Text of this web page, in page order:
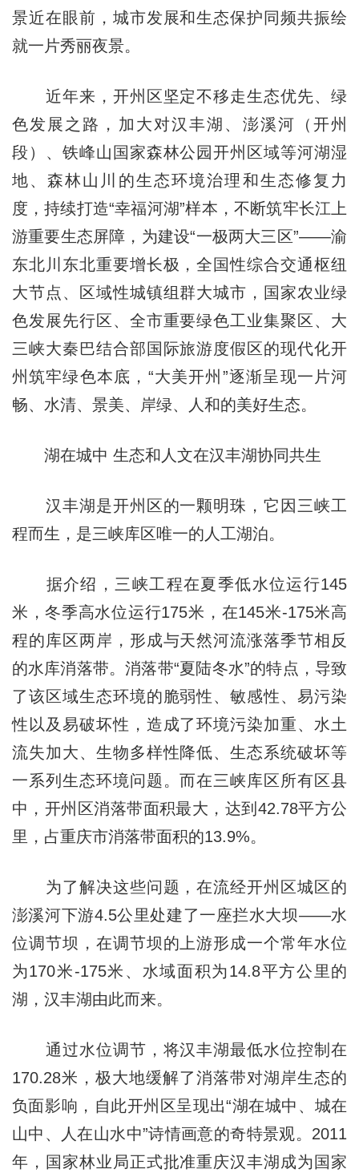
景近在眼前，城市发展和生态保护同频共振绘
就一片秀丽夜景。
近年来，开州区坚定不移走生态优先、绿
色发展之路，加大对汉丰湖、澎溪河（开州
段）、铁峰山国家森林公园开州区域等河湖湿
地、森林山川的生态环境治理和生态修复力
度，持续打造“幸福河湖”样本，不断筑牢长江上
游重要生态屏障，为建设“一极两大三区”——渝
东北川东北重要增长极，全国性综合交通枢纽
大节点、区域性城镇组群大城市，国家农业绿
色发展先行区、全市重要绿色工业集聚区、大
三峡大秦巴结合部国际旅游度假区的现代化开
州筑牢绿色本底，“大美开州”逐渐呈现一片河
畅、水清、景美、岸绿、人和的美好生态。
湖在城中 生态和人文在汉丰湖协同共生
汉丰湖是开州区的一颗明珠，它因三峡工
程而生，是三峡库区唯一的人工湖泊。
据介绍，三峡工程在夏季低水位运行145
米，冬季高水位运行175米，在145米-175米高
程的库区两岸，形成与天然河流涨落季节相反
的水库消落带。消落带“夏陆冬水”的特点，导致
了该区域生态环境的脆弱性、敏感性、易污染
性以及易破坏性，造成了环境污染加重、水土
流失加大、生物多样性降低、生态系统破坏等
一系列生态环境问题。而在三峡库区所有区县
中，开州区消落带面积最大，达到42.78平方公
里，占重庆市消落带面积的13.9%。
为了解决这些问题，在流经开州区城区的
澎溪河下游4.5公里处建了一座拦水大坝——水
位调节坝，在调节坝的上游形成一个常年水位
为170米-175米、水域面积为14.8平方公里的
湖，汉丰湖由此而来。
通过水位调节，将汉丰湖最低水位控制在
170.28米，极大地缓解了消落带对湖岸生态的
负面影响，自此开州区呈现出“湖在城中、城在
山中、人在山水中”诗情画意的奇特景观。2011
年，国家林业局正式批准重庆汉丰湖成为国家